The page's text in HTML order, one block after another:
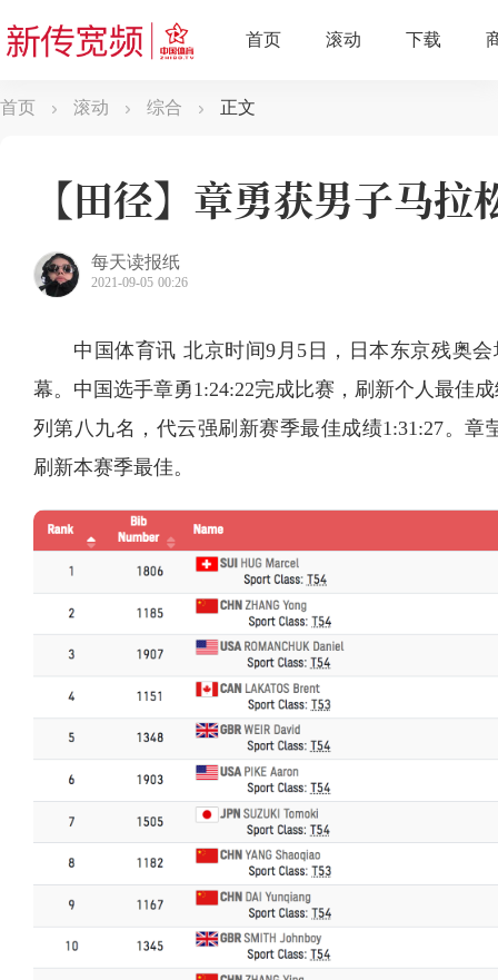
首页 滚动 综合 正文
【田径】章勇获男子马
每天读报纸
2021-09-05 00:26
中国体育讯 北京时间9月5日，日本东京残奥
幕。中国选手章勇1:24:22完成比赛，刷新个人最佳
列第八九名，代云强刷新赛季最佳成绩1:31:27。章
刷新本赛季最佳。